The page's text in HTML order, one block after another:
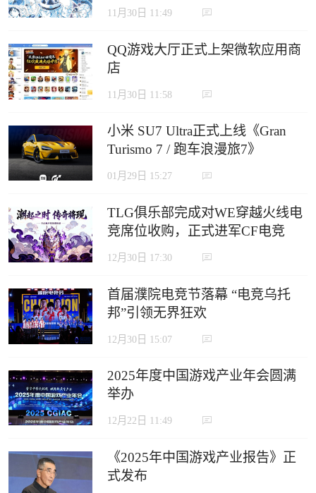
11月30日 11:49
QQ游戏大厅正式上架微软应用商
店
11月30日 11:58
小米 SU7 Ultra正式上线《Gran
Turismo 7 / 跑车浪漫旅7》
01月29日 15:27
TLG俱乐部完成对WE穿越火线电
竞席位收购，正式进军CF电竞
12月30日 17:30
首届濮院电竞节落幕 “电竞乌托
邦”引领无界狂欢
12月30日 15:07
2025年度中国游戏产业年会圆满
举办
12月22日 11:49
《2025年中国游戏产业报告》正
式发布